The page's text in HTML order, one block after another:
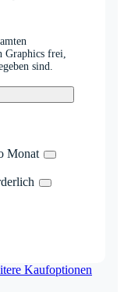
Graphics frei,
sind.
Monat
Kaufoptionen